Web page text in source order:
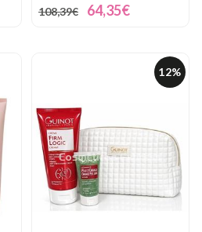
108,39€
64,35€
12%